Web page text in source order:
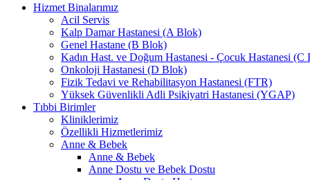
Hizmet Binalarımız
Acil Servis
Kalp Damar Hastanesi (A Blok)
Genel Hastane (B Blok)
Kadın Hast. ve Doğum Hastanesi - Çocuk Hastanesi (C
Onkoloji Hastanesi (D Blok)
Fizik Tedavi ve Rehabilitasyon Hastanesi (FTR)
Yüksek Güvenlikli Adli Psikiyatri Hastanesi (YGAP)
Tıbbi Birimler
Kliniklerimiz
Özellikli Hizmetlerimiz
Anne & Bebek
Anne & Bebek
Anne Dostu ve Bebek Dostu